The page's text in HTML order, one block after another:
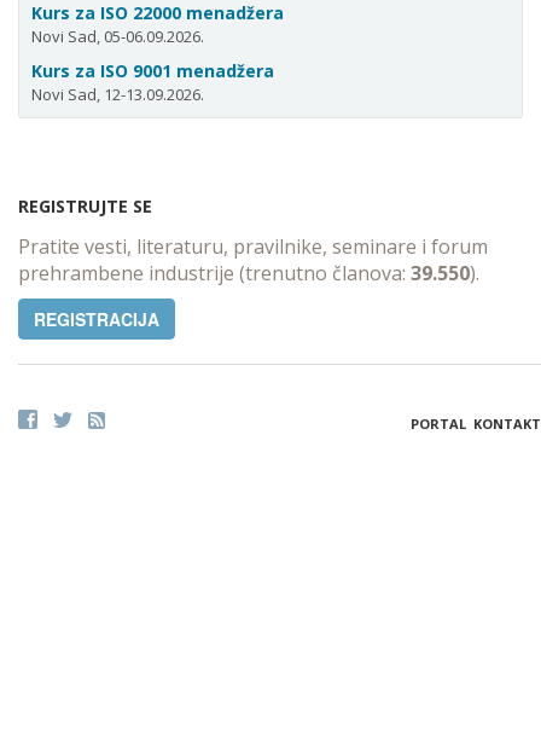
Kurs za ISO 22000 menadžera
Novi Sad, 05-06.09.2026.
Kurs za ISO 9001 menadžera
Novi Sad, 12-13.09.2026.
REGISTRUJTE SE
Pratite vesti, literaturu, pravilnike, seminare i forum
prehrambene industrije (trenutno članova: 39.550).
REGISTRACIJA
PORTAL KONTAKT